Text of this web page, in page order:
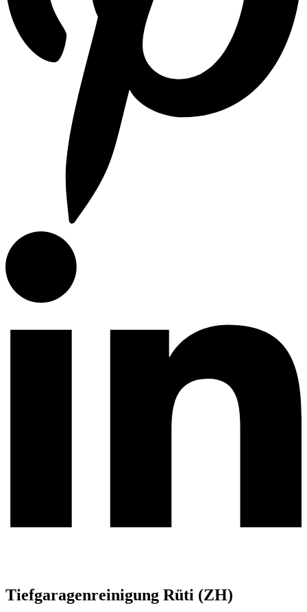
Tiefgaragenreinigung Rüti (ZH)